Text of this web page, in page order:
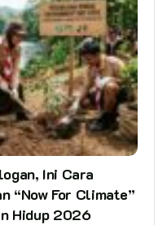
Ini Cara
“Now For Climate”
Hidup 2026